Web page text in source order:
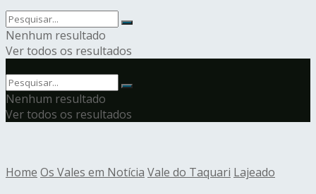
Nenhum resultado
Ver todos os resultados
Nenhum resultado
Ver todos os resultados
Home Os Vales em Notícia Vale do Taquari Lajeado